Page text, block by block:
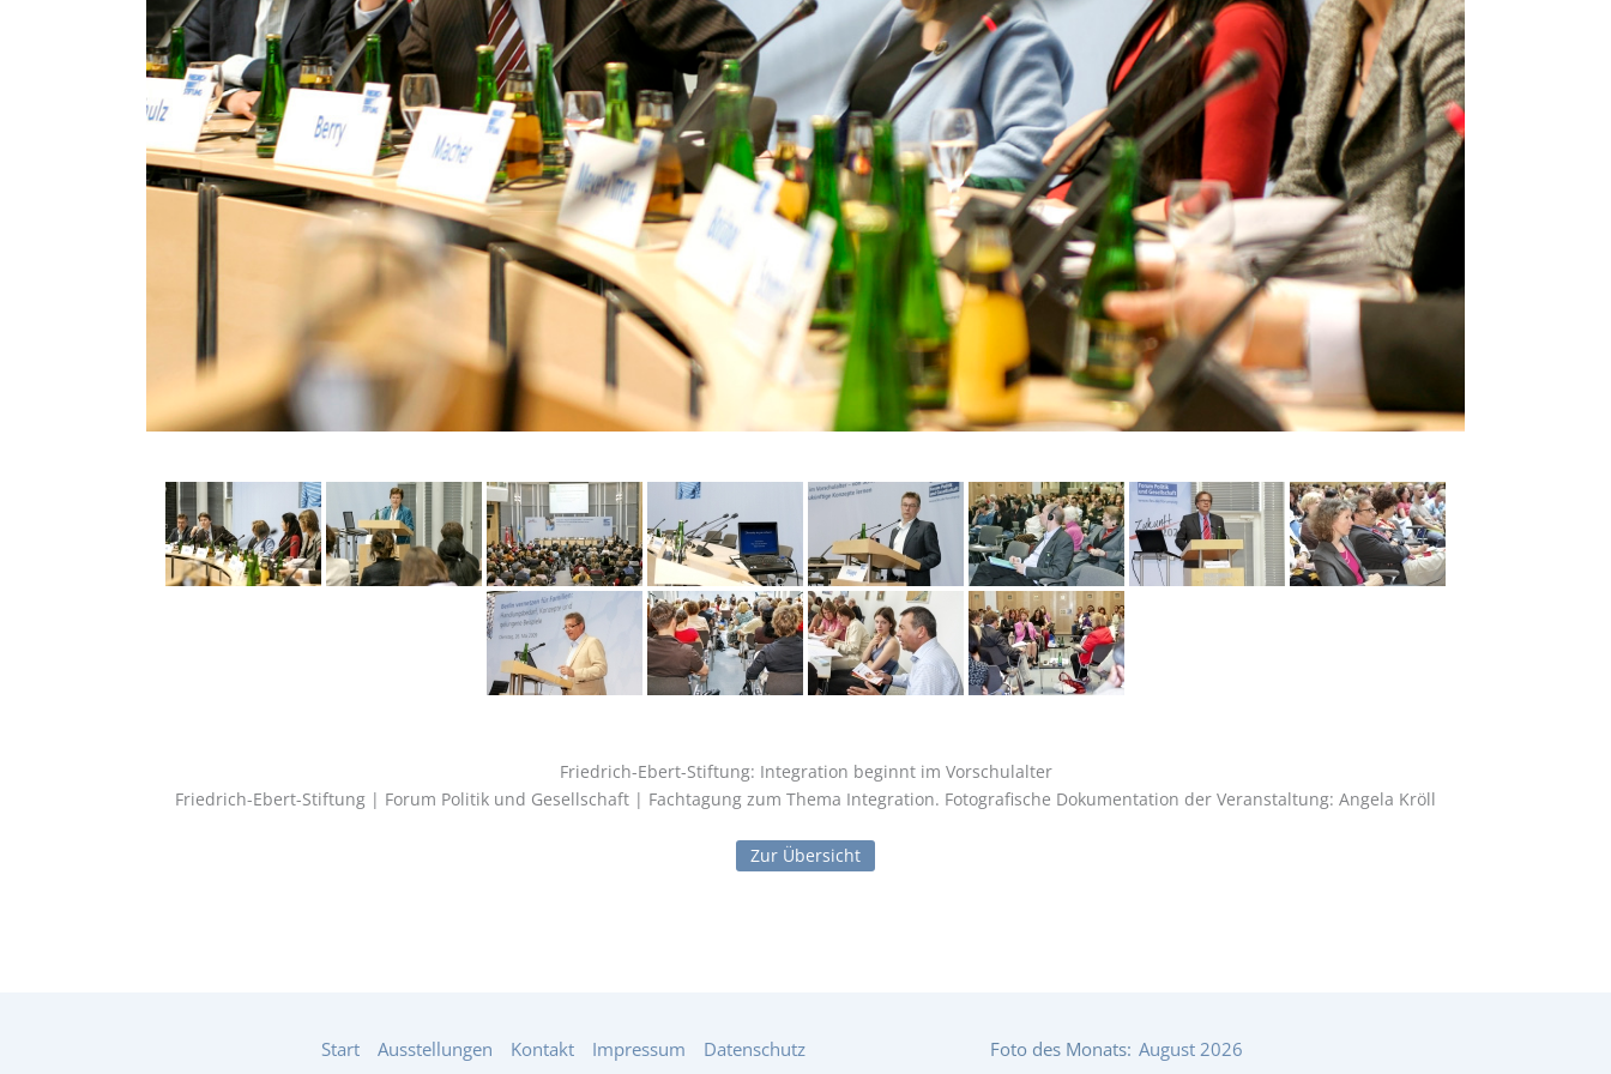
Friedrich-Ebert-Stiftung: Integration beginnt im Vorschulalter
Friedrich-Ebert-Stiftung | Forum Politik und Gesellschaft | Fachtagung zum Thema Integration. Fotografische Dokumentation der Veranstaltung: Angela Kröll
Zur Übersicht
Start Ausstellungen Kontakt Impressum Datenschutz Foto des Monats: August 2026